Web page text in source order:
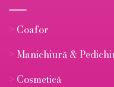
> Coafor
> Manichiură &
> Cosmetică